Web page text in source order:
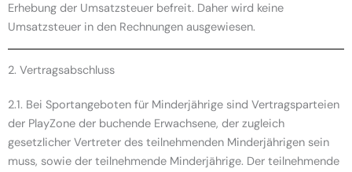
Erhebung der Umsatzsteuer befreit. Daher wird keine
Umsatzsteuer in den Rechnungen ausgewiesen.
2. Vertragsabschluss
2.1. Bei Sportangeboten für Minderjährige sind Vertragsparteien
der PlayZone der buchende Erwachsene, der zugleich
gesetzlicher Vertreter des teilnehmenden Minderjährigen sein
muss, sowie der teilnehmende Minderjährige. Der teilnehmende